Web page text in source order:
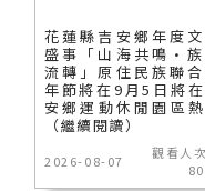
花蓮縣吉安鄉年度
盛事「山海共鳴•族
流轉」原住民族聯
年節將在9月5日將
安鄉運動休閒園區
（繼續閱讀）
2026-08-07
觀看人